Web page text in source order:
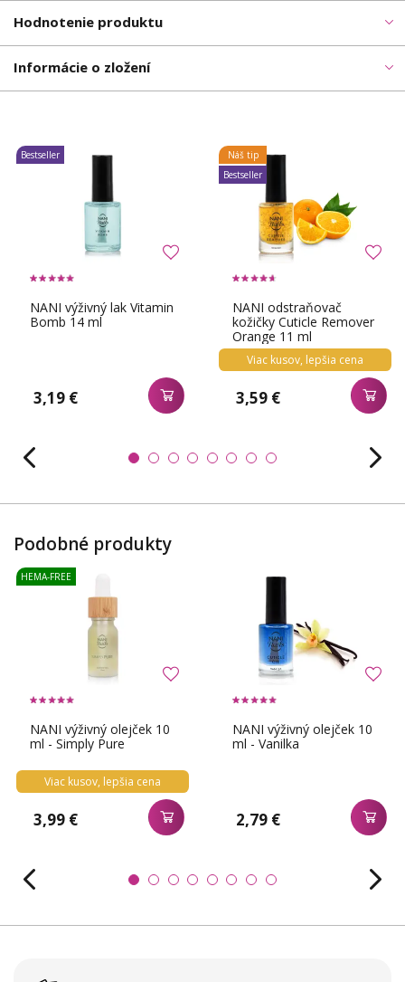
Hodnotenie produktu
Informácie o zložení
NANI výživný lak Vitamin
Bomb 14 ml
3,19 €
Bestseller
NANI odstraňovač
kožičky Cuticle Remover
Orange 11 ml
Viac kusov, lepšia cena
3,59 €
Náš tip
Bestseller
Podobné produkty
NANI výživný olejček 10
ml - Simply Pure
Viac kusov, lepšia cena
3,99 €
HEMA-FREE
NANI výživný olejček 10
ml - Vanilka
2,79 €